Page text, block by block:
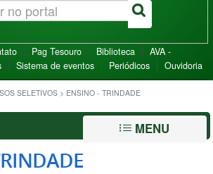
Pag Tesouro Biblioteca
AVA -
Sistema de eventos Periódicos Ouvidoria
SELETIVOS > ENSINO - TRINDADE
MENU